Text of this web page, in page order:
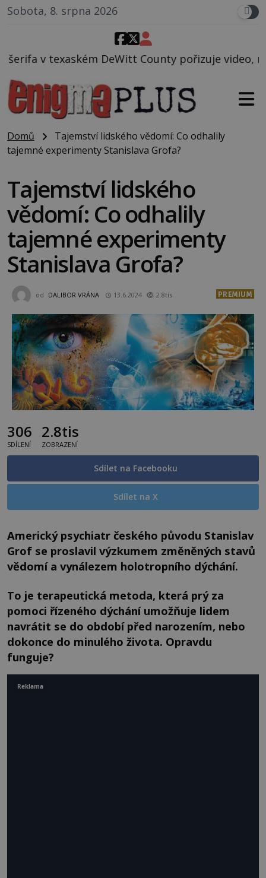
Sobota, 8. srpna 2026
County pořizuje video, na kterém před jeho
Domů
Tajemství lidského vědomí: Co odhalily
tajemné experimenty Stanislava Grofa?
Tajemství lidského
vědomí: Co odhalily
tajemné experimenty
Stanislava Grofa?
od DALIBOR VRÁNA 13.6.2024 2.8tis PREMIUM
306
SDÍLENÍ
2.8tis
ZOBRAZENÍ
Sdílet na Facebooku
Sdílet na X
Americký psychiatr českého původu Stanislav
Grof se proslavil výzkumem změněných stavů
vědomí a vynálezem holotropního dýchání.
To je terapeutická metoda, která prý za
pomoci řízeného dýchání umožňuje lidem
navrátit se do období před narozením, nebo
dokonce do minulého života. Opravdu
funguje?
Reklama